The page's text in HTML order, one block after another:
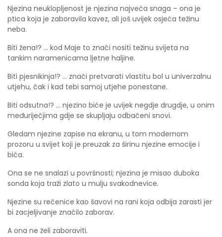
Njezina neuklopljenost je njezina najveća snaga – ona je
ptica koja je zaboravila kavez, ali još uvijek osjeća težinu
neba.
​Biti žena!? … kod Maje to znači nositi težinu svijeta na
tankim naramenicama ljetne haljine.
​Biti pjesnikinja!? … znači pretvarati vlastitu bol u univerzalnu
utjehu, čak i kad tebi samoj utjehe ponestane.
​Biti odsutna!? … njezino biće je uvijek negdje drugdje, u onim
međuriječjima gdje se skupljaju odbačeni snovi.
Gledam njezine zapise na ekranu, u tom modernom
prozoru u svijet koji je preuzak za širinu njezine emocije i
bića.
Ona se ne snalazi u površnosti; njezina je misao duboka
sonda koja traži zlato u mulju svakodnevice.
Njezine su rečenice kao šavovi na rani koja odbija zarasti jer
bi zacjeljivanje značilo zaborav.
A ona ne želi zaboraviti.